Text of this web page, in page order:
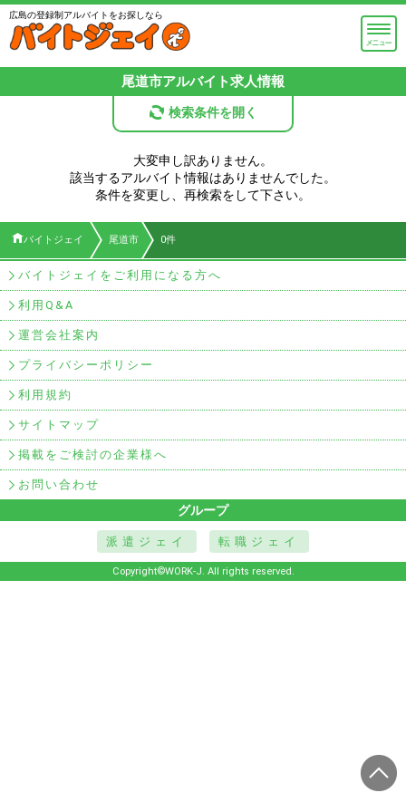
広島の登録制アルバイトをお探しなら
尾道市アルバイト求人情報
検索条件を開く
大変申し訳ありません。
該当するアルバイト情報はありませんでした。
条件を変更し、再検索をして下さい。
バイトジェイ 尾道市 0件
バイトジェイをご利用になる方へ
利用Q&A
運営会社案内
プライバシーポリシー
利用規約
サイトマップ
掲載をご検討の企業様へ
お問い合わせ
グループ
派遣ジェイ 転職ジェイ
Copyright©WORK-J. All rights reserved.